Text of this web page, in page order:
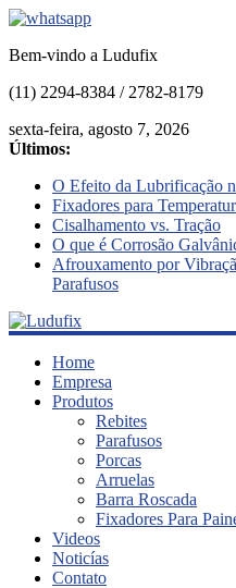
Bem-vindo a Ludufix
(11) 2294-8384 / 2782-8179
sexta-feira, agosto 7, 2026
Últimos:
O Efeito da Lubrificação
Fixadores para
Cisalhamento vs. Tração
O que é Corrosão
Afrouxamento por
Parafusos
Ludufix
Fixadores
Home
Empresa
Produtos
Rebites
Parafusos
Porcas
Arruelas
Barra Roscada
Fixadores Para
Videos
Noticías
Contato